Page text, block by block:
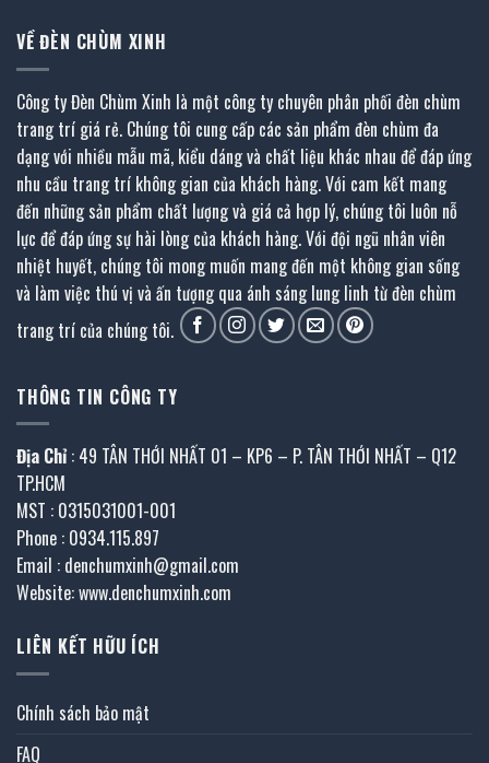
VỀ ĐÈN CHÙM XINH
Công ty Đèn Chùm Xinh là một công ty chuyên phân phối đèn chùm
trang trí giá rẻ. Chúng tôi cung cấp các sản phẩm đèn chùm đa
dạng với nhiều mẫu mã, kiểu dáng và chất liệu khác nhau để đáp ứng
nhu cầu trang trí không gian của khách hàng. Với cam kết mang
đến những sản phẩm chất lượng và giá cả hợp lý, chúng tôi luôn nỗ
lực để đáp ứng sự hài lòng của khách hàng. Với đội ngũ nhân viên
nhiệt huyết, chúng tôi mong muốn mang đến một không gian sống
và làm việc thú vị và ấn tượng qua ánh sáng lung linh từ đèn chùm
trang trí của chúng tôi.
THÔNG TIN CÔNG TY
Địa Chỉ : 49 TÂN THỚI NHẤT 01 – KP6 – P. TÂN THỚI NHẤT – Q12
TP.HCM
MST : 0315031001-001
Phone : 0934.115.897
Email : denchumxinh@gmail.com
Website: www.denchumxinh.com
LIÊN KẾT HỮU ÍCH
Chính sách bảo mật
FAQ